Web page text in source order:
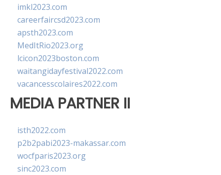
imkl2023.com
careerfaircsd2023.com
apsth2023.com
MedItRio2023.org
lcicon2023boston.com
waitangidayfestival2022.com
vacancesscolaires2022.com
MEDIA PARTNER II
isth2022.com
p2b2pabi2023-makassar.com
wocfparis2023.org
sinc2023.com